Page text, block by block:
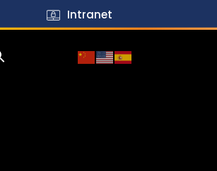
Intranet